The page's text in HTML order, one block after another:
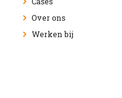
Over ons
Werken bij